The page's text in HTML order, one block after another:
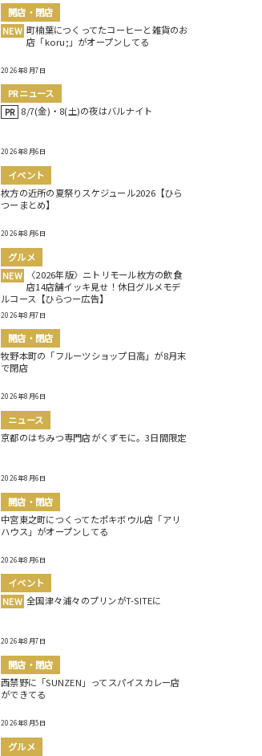
開店・閉店
NEW 町楠葉につくってたコーヒーと雑貨のお
店「koru;」がオープンしてる
2026年8月7日
PRニュース
PR 8/7(金)・8(土)の夜はバルナイト
2026年8月6日
イベント
枚方の近所の夏祭りスケジュール2026【ひら
つーまとめ】
2026年8月6日
グルメ
NEW
〈2026年版〉ニトリモール枚方の飲食
店14店舗イッキ見せ！休日グルメモデ
ルコース【ひらつー広告】
2026年8月7日
開店・閉店
牧野本町の「フルーツショップ日高」が8月末
で閉店
2026年8月6日
ニュース
京都のはちみつ専門店がくずモに。3日間限定
2026年8月6日
開店・閉店
中宮東之町につくってたポキボウル店「アリ
ハウス」がオープンしてる
2026年8月6日
イベント
NEW 全国津々浦々のプリンがT-SITEに
2026年8月7日
開店・閉店
西禁野に「SUNZEN」ってスパイスカレー店
ができてる
2026年8月5日
グルメ